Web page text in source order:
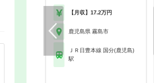
【月収】17.2万円
鹿児島県 霧島市
ＪＲ日豊本線 国分(鹿児島)
駅